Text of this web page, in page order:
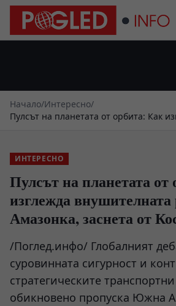
Начало/Интересно/
Пулсът на планетата от орбита: Как
ИНТЕРЕСНО
Пулсът на планетата
изглежда внушителната
Амазонка, заснета от
/Поглед.инфо/ Глобалният
суровинната сигурност и
стратегическите
обикновено пропуска Южна